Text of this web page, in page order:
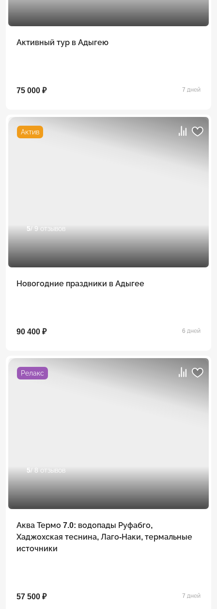
Активный тур в Адыгею
75 000 ₽ 7 дней
Актив
5/ 9 отзывов
Новогодние праздники в Адыгее
90 400 ₽ 6 дней
Релакс
5/ 8 отзывов
Аква Термо 7.0: водопады Руфабго,
Хаджохская теснина, Лаго-Наки, термальные
источники
57 500 ₽ 7 дней